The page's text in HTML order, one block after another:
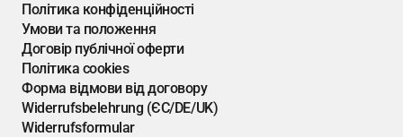
Політика конфіденційності
Умови та положення
Договір публічної оферти
Політика cookies
Форма відмови від договору
Widerrufsbelehrung (ЄС/DE/UK)
Widerrufsformular